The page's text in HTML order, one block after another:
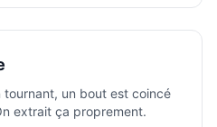
tournant, un bout est coincé
extrait ça proprement.